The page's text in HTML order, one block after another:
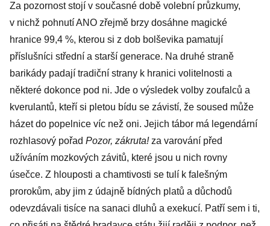
Kalouskem,
Klausem či
Zemanem
Za pozornost stojí v současné době volební průzkumy,
v nichž pohnutí ANO zřejmě brzy dosáhne magické
hranice 99,4 %, kterou si z dob bolševika pamatují
příslušníci střední a starší generace. Na druhé straně
barikády padají tradiční strany k hranici volitelnosti a
některé dokonce pod ni. Jde o výsledek volby zoufalců a
kverulantů, kteří si pletou bídu se závistí, že soused může
házet do popelnice víc než oni. Jejich tábor má legendární
rozhlasový pořad Pozor, zákruta!za varování před
užíváním mozkových závitů, které jsou u nich rovny
úsečce. Z hlouposti a chamtivosti se tulí k falešným
prorokům, aby jim z údajně bídných platů a důchodů
odevzdávali tisíce na sanaci dluhů a exekucí. Patří sem i ti,